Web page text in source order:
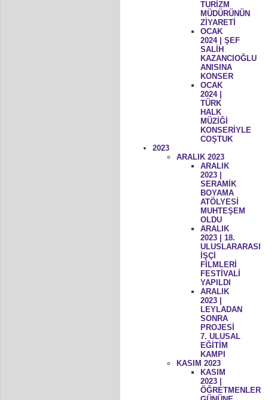
TURİZM
MÜDÜRÜNÜN
ZİYARETİ
OCAK
2024 | ŞEF
SALİH
KAZANCIOĞLU
ANISINA
KONSER
OCAK
2024 |
TÜRK
HALK
MÜZİĞİ
KONSERİYLE
COŞTUK
2023
ARALIK 2023
ARALIK
2023 |
SERAMİK
BOYAMA
ATÖLYESİ
MUHTEŞEM
OLDU
ARALIK
2023 | 18.
ULUSLARARASI
İŞÇİ
FİLMLERİ
FESTİVALİ
YAPILDI
ARALIK
2023 |
LEYLADAN
SONRA
PROJESİ
7. ULUSAL
EĞİTİM
KAMPI
KASIM 2023
KASIM
2023 |
ÖĞRETMENLER